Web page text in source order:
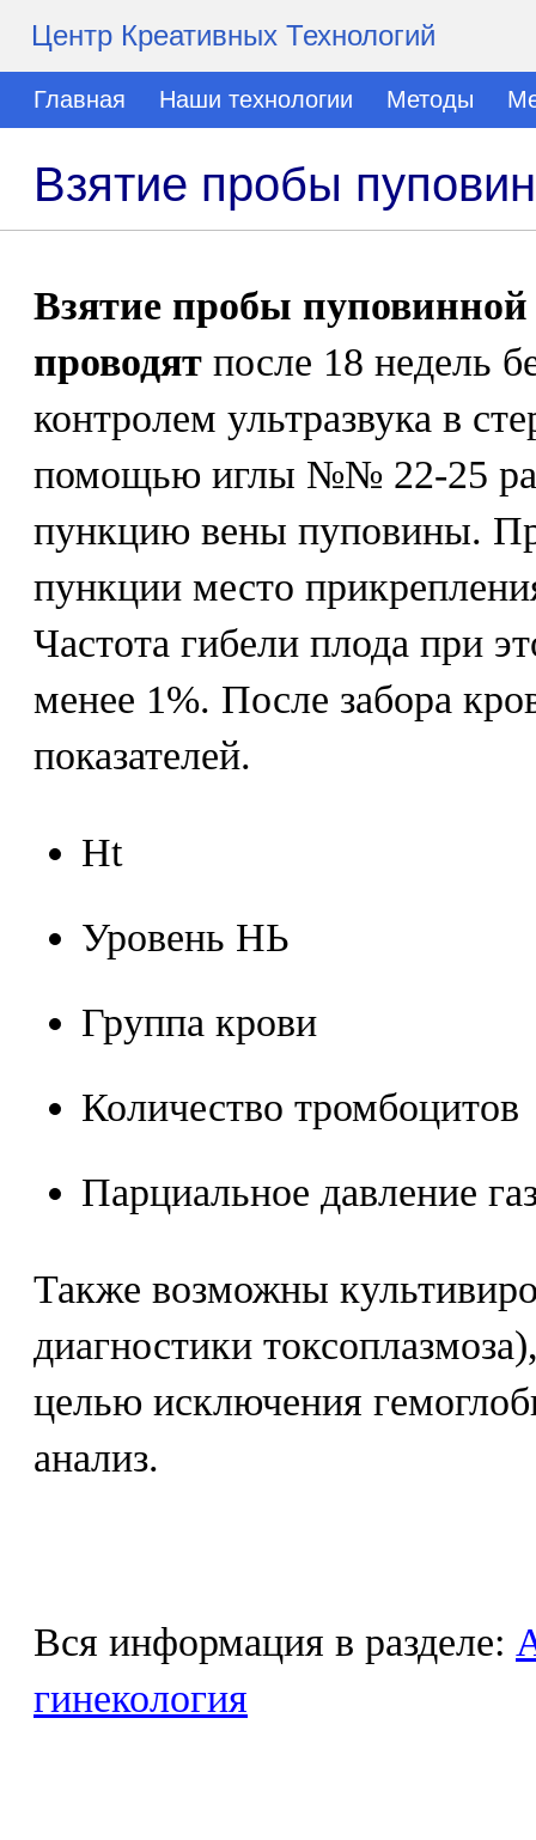
Центр Креативных Технологий
Главная Наши технологии Методы
Взятие пробы
Взятие пробы пуповинной
проводят после 18 недель
контролем ультразвука в
помощью иглы №№ 22-25
пункцию вены пуповины.
пункции место
Частота гибели плода при
менее 1%. После забора
показателей.
Ht
Уровень НЬ
Группа крови
Количество тромбоцитов
Парциальное давление
Также возможны
диагностики
целью исключения
анализ.
Вся информация в разделе:
гинекология